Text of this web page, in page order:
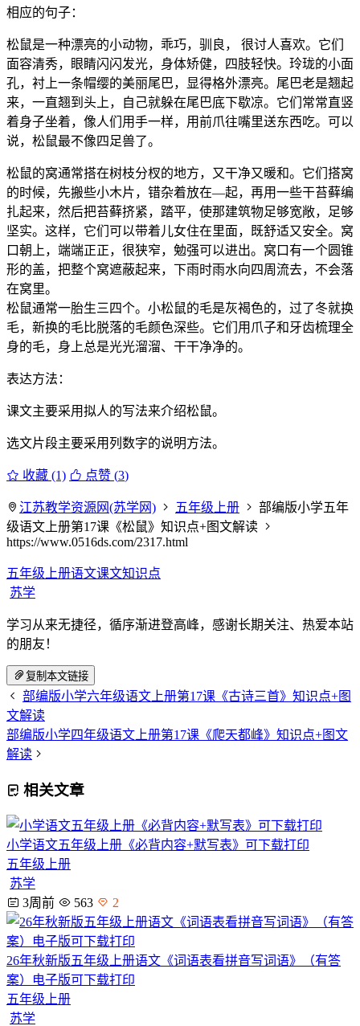
相应的句子：
松鼠是一种漂亮的小动物，乖巧，驯良， 很讨人喜欢。它们
面容清秀，眼睛闪闪发光，身体矫健，四肢轻快。玲珑的小面
孔，衬上一条帽缨的美丽尾巴，显得格外漂亮。尾巴老是翘起
来，一直翘到头上，自己就躲在尾巴底下歇凉。它们常常直竖
着身子坐着，像人们用手一样，用前爪往嘴里送东西吃。可以
说，松鼠最不像四足兽了。
松鼠的窝通常搭在树枝分杈的地方，又干净又暖和。它们搭窝
的时候，先搬些小木片，错杂着放在—起，再用一些干苔藓编
扎起来，然后把苔藓挤紧，踏平，使那建筑物足够宽敞，足够
坚实。这样，它们可以带着儿女住在里面，既舒适又安全。窝
口朝上，端端正正，很狭窄，勉强可以进出。窝口有一个圆锥
形的盖，把整个窝遮蔽起来，下雨时雨水向四周流去，不会落
在窝里。
松鼠通常一胎生三四个。小松鼠的毛是灰褐色的，过了冬就换
毛，新换的毛比脱落的毛颜色深些。它们用爪子和牙齿梳理全
身的毛，身上总是光光溜溜、干干净净的。
表达方法：
课文主要采用拟人的写法来介绍松鼠。
选文片段主要采用列数字的说明方法。
收藏 (1) 点赞 (3)
江苏教学资源网(苏学网) 五年级上册
部编版小学五年
级语文上册第17课《松鼠》知识点+图文解读
https://www.0516ds.com/2317.html
五年级上册语文课文知识点
苏学
学习从来无捷径，循序渐进登高峰，感谢长期关注、热爱本站
的朋友！
复制本文链接
部编版小学六年级语文上册第17课《古诗三首》知识点+图
文解读
部编版小学四年级语文上册第17课《爬天都峰》知识点+图文
解读
相关文章
小学语文五年级上册《必背内容+默写表》可下载打印
五年级上册
苏学
3周前
563 2
26年秋新版五年级上册语文《词语表看拼音写词语》（有答
案）电子版可下载打印
五年级上册
苏学